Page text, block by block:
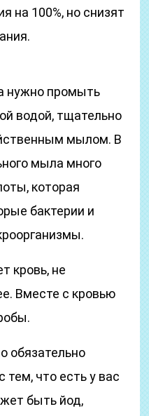
на 100%, но снизят
нужно промыть
водой, тщательно
мылом. В
мыла много
которая
бактерии и
кровь, не
Вместе с кровью
обязательно
тем, что есть у вас
быть йод,